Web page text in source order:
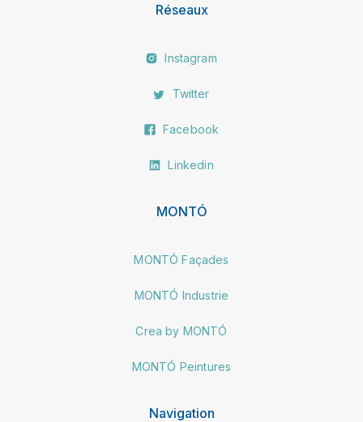
Réseaux
Instagram
Twitter
Facebook
Linkedin
MONTÓ
MONTÓ Façades
MONTÓ Industrie
Crea by MONTÓ
MONTÓ Peintures
Navigation